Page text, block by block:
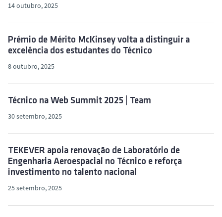
14 outubro, 2025
Prémio de Mérito McKinsey volta a distinguir a
excelência dos estudantes do Técnico
8 outubro, 2025
Técnico na Web Summit 2025 | Team
30 setembro, 2025
TEKEVER apoia renovação de Laboratório de
Engenharia Aeroespacial no Técnico e reforça
investimento no talento nacional
25 setembro, 2025